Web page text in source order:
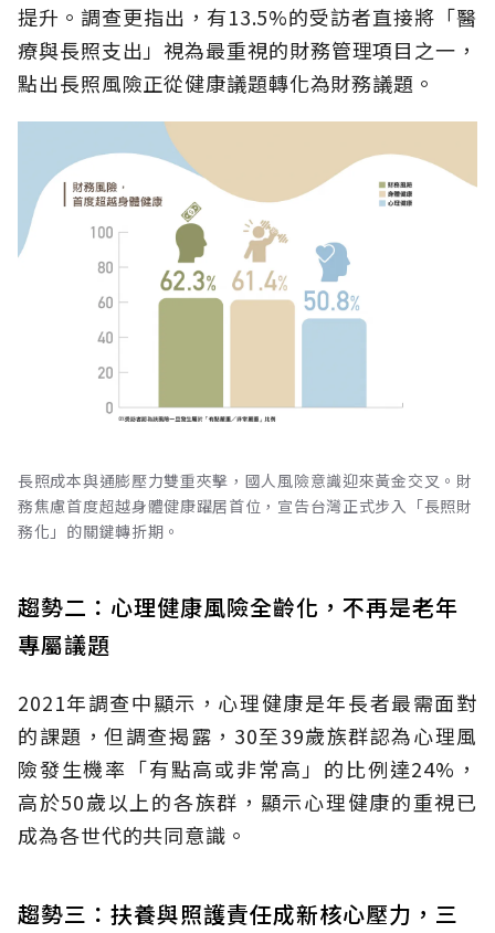
提升。調查更指出，有13.5%的受訪者直接將「醫
療與長照支出」視為最重視的財務管理項目之一，
點出長照風險正從健康議題轉化為財務議題。
長照成本與通膨壓力雙重夾擊，國人風險意識迎來黃金交叉。財
務焦慮首度超越身體健康躍居首位，宣告台灣正式步入「長照財
務化」的關鍵轉折期。
趨勢二：心理健康風險全齡化，不再是老年
專屬議題
2021年調查中顯示，心理健康是年長者最需面對
的課題，但調查揭露，30至39歲族群認為心理風
險發生機率「有點高或非常高」的比例達24%，
高於50歲以上的各族群，顯示心理健康的重視已
成為各世代的共同意識。
趨勢三：扶養與照護責任成新核心壓力，三